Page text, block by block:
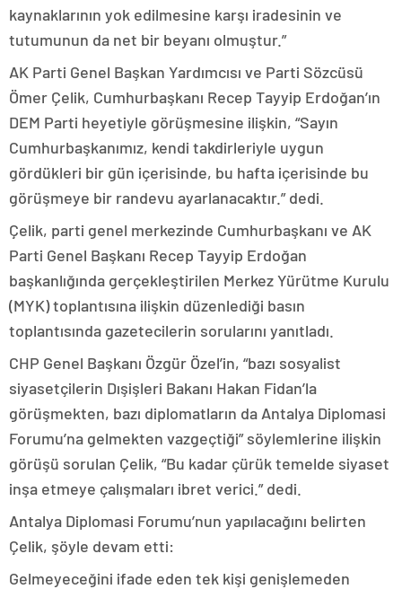
kaynaklarının yok edilmesine karşı iradesinin ve
tutumunun da net bir beyanı olmuştur.”
AK Parti Genel Başkan Yardımcısı ve Parti Sözcüsü
Ömer Çelik, Cumhurbaşkanı Recep Tayyip Erdoğan’ın
DEM Parti heyetiyle görüşmesine ilişkin, “Sayın
Cumhurbaşkanımız, kendi takdirleriyle uygun
gördükleri bir gün içerisinde, bu hafta içerisinde bu
görüşmeye bir randevu ayarlanacaktır.” dedi.
Çelik, parti genel merkezinde Cumhurbaşkanı ve AK
Parti Genel Başkanı Recep Tayyip Erdoğan
başkanlığında gerçekleştirilen Merkez Yürütme Kurulu
(MYK) toplantısına ilişkin düzenlediği basın
toplantısında gazetecilerin sorularını yanıtladı.
CHP Genel Başkanı Özgür Özel’in, “bazı sosyalist
siyasetçilerin Dışişleri Bakanı Hakan Fidan’la
görüşmekten, bazı diplomatların da Antalya Diplomasi
Forumu’na gelmekten vazgeçtiği” söylemlerine ilişkin
görüşü sorulan Çelik, “Bu kadar çürük temelde siyaset
inşa etmeye çalışmaları ibret verici.” dedi.
Antalya Diplomasi Forumu’nun yapılacağını belirten
Çelik, şöyle devam etti:
Gelmeyeceğini ifade eden tek kişi genişlemeden